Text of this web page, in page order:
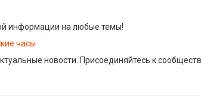
информации на любые темы!
часы
новости. Присоединяйтесь к